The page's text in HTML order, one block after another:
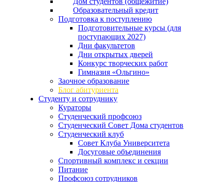
Образовательный кредит
Подготовка к поступлению
Подготовительные курсы (для
поступающих 2027)
Дни факультетов
Дни открытых дверей
Конкурс творческих работ
Гимназия «Ольгино»
Заочное образование
Блог абитуриента
Студенту и сотруднику
Кураторы
Студенческий профсоюз
Студенческий Совет Дома студентов
Студенческий клуб
Совет Клуба Университета
Досуговые объединения
Спортивный комплекс и секции
Питание
Профсоюз сотрудников